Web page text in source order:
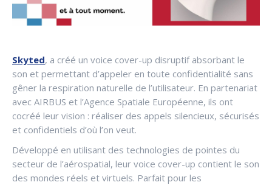
Skyted, a créé un voice cover-up disruptif absorbant le
son et permettant d’appeler en toute confidentialité sans
gêner la respiration naturelle de l’utilisateur. En partenariat
avec AIRBUS et l’Agence Spatiale Européenne, ils ont
cocréé leur vision : réaliser des appels silencieux, sécurisés
et confidentiels d’où l’on veut.
Développé en utilisant des technologies de pointes du
secteur de l’aérospatial, leur voice cover-up contient le son
des mondes réels et virtuels. Parfait pour les